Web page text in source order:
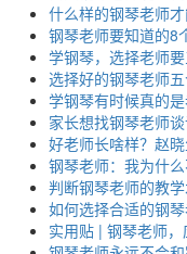
什么样的钢琴老师才
钢琴老师要知道的8
学钢琴，选择老师
选择好的钢琴老师
学钢琴有时候真的
家长想找钢琴老师
好老师长啥样？赵晓
钢琴老师：我为什
判断钢琴老师的教学
如何选择合适的钢琴
实用贴 | 钢琴老师，